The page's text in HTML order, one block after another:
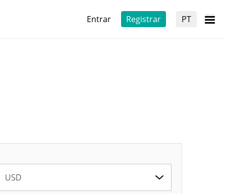
Entrar Registrar PT
USD